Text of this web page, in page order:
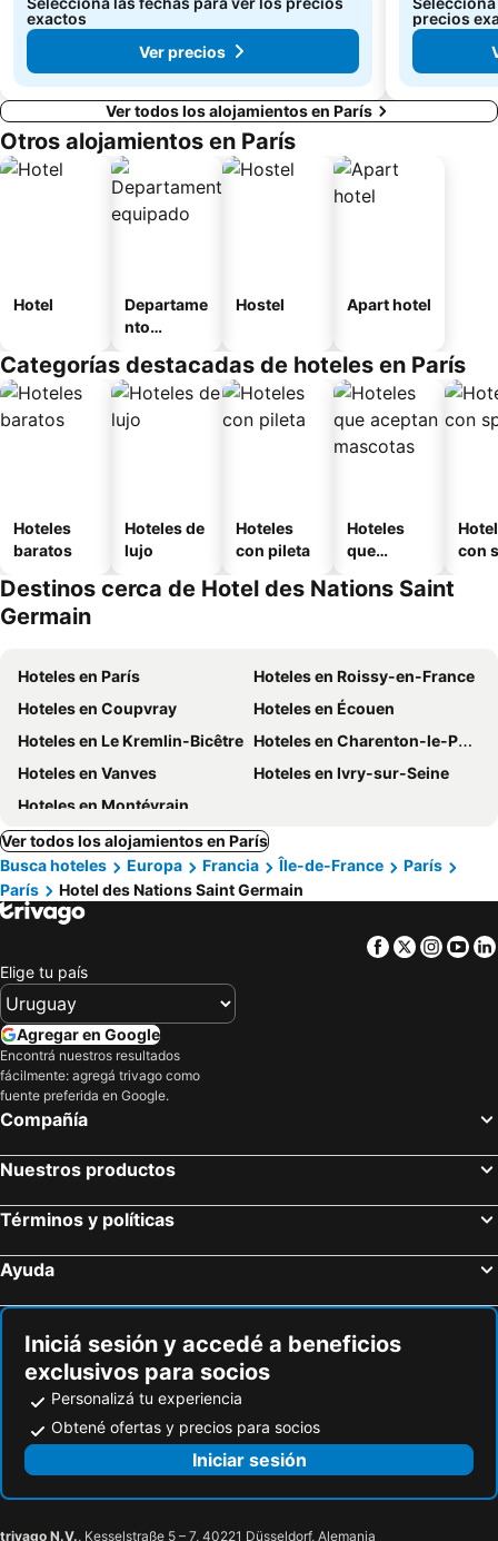
exactos
Ver precios
precios
Ver todos los alojamientos en París
Otros alojamientos en París
Hotel
Departame
nto
Hostel Apart hotel
Categorías destacadas de hoteles en París
Hoteles
baratos
Hoteles de
lujo
Hoteles
con pileta
Hoteles
que
mascotas
con
Destinos cerca de Hotel des Nations Saint
Germain
Hoteles en París
Hoteles en Roissy-en-France
Hoteles en Coupvray
Hoteles en Écouen
Hoteles en Le Kremlin-Bicêtre Hoteles en Charenton-le-Pont
Hoteles en Vanves
Hoteles en Ivry-sur-Seine
Hoteles en Montévrain
Ver todos los alojamientos en París
Busca hoteles
Europa Francia Île-de-France
París
París
Hotel des Nations Saint Germain
Facebook
Twitter
Elige tu país
Agregar en Google
Encontrá nuestros resultados
fácilmente: agregá trivago como
fuente preferida en Google.
Compañía
Nuestros productos
Términos y políticas
Ayuda
Iniciá sesión y accedé a beneficios
exclusivos para socios
Personalizá tu experiencia
Obtené ofertas y precios para socios
Iniciar sesión
trivago N.V., Kesselstraße 5 – 7, 40221 Düsseldorf, Alemania